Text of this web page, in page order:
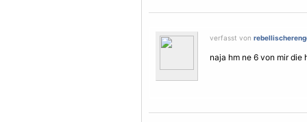
verfasst von
naja hm ne 6 von mir